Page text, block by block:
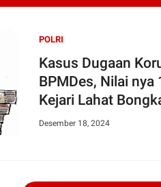
POLRI
Kasus Dugaan
BPMDes, Nilai nya
Kejari Lahat
Desember 18, 2024